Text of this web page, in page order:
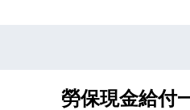
勞保現金給付